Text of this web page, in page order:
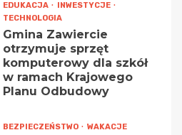
EDUKACJA
INWESTYCJE
TECHNOLOGIA
Gmina Zawiercie
otrzymuje sprzęt
komputerowy dla szkół
w ramach Krajowego
Planu Odbudowy
BEZPIECZEŃSTWO WAKACJE